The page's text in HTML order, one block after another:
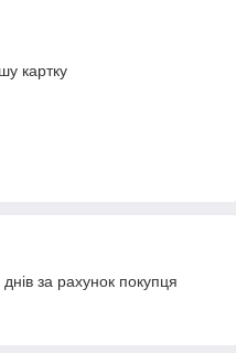
картку
за рахунок покупця